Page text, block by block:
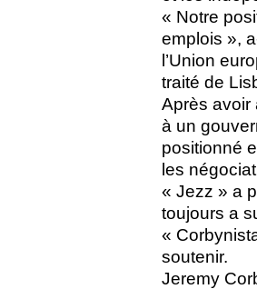
« Notre
emplois »,
l’Union
traité de
Après avoir
à un
positionné
les
« Jezz » a
toujours a
«
soutenir.
Jeremy